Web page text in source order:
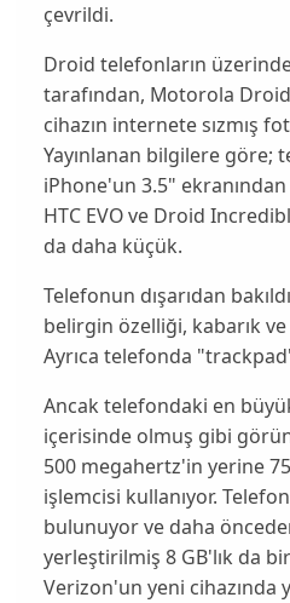
çevrildi.
Droid telefonların
tarafından, Motorola
cihazın internetesızmış
Yayınlanan bilgilere göre;
iPhone'un 3.5"
HTC EVO ve Droid
da daha küçük.
Telefonun dışarıdan
belirgin özelliği, kabarık ve
Ayrıca telefonda
Ancak telefondaki en
içerisinde olmuş gibi
500 megahertz'in yerine
işlemcisi kullanıyor.
bulunuyor ve daha
yerleştirilmiş 8 GB'lık da
Verizon'un yeni cihazında